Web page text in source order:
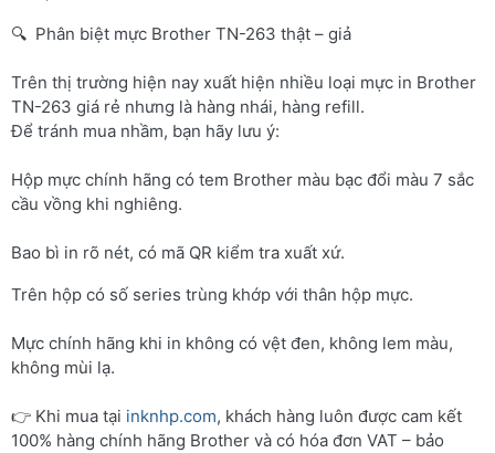
🔍 Phân biệt mực Brother TN-263 thật – giả
Trên thị trường hiện nay xuất hiện nhiều loại mực in Brother
TN-263 giá rẻ nhưng là hàng nhái, hàng refill.
Để tránh mua nhầm, bạn hãy lưu ý:
Hộp mực chính hãng có tem Brother màu bạc đổi màu 7 sắc
cầu vồng khi nghiêng.
Bao bì in rõ nét, có mã QR kiểm tra xuất xứ.
Trên hộp có số series trùng khớp với thân hộp mực.
Mực chính hãng khi in không có vệt đen, không lem màu,
không mùi lạ.
👉 Khi mua tại inknhp.com, khách hàng luôn được cam kết
100% hàng chính hãng Brother và có hóa đơn VAT – bảo